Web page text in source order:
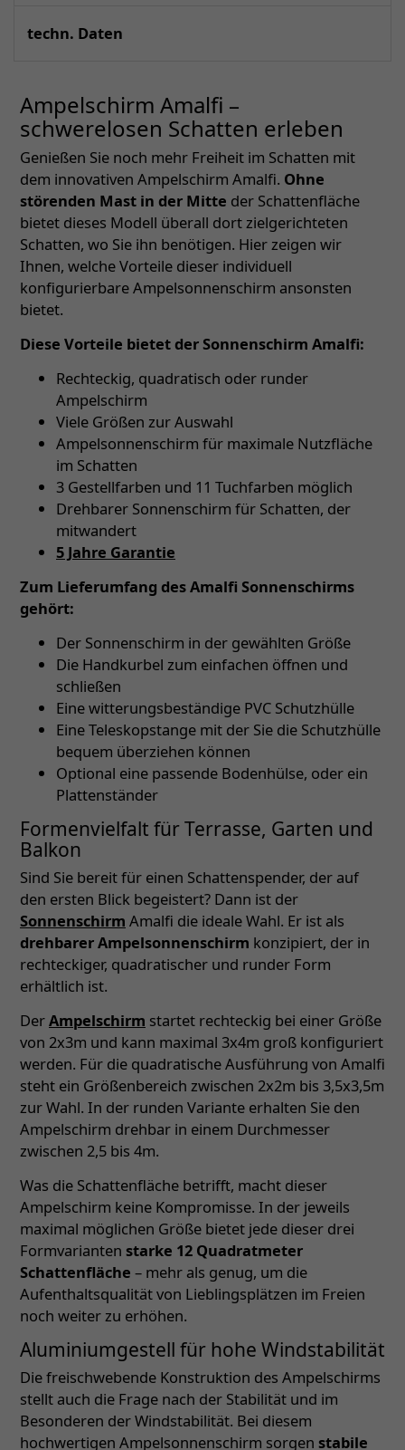
techn. Daten
Ampelschirm Amalfi –
schwerelosen Schatten erleben
Genießen Sie noch mehr Freiheit im Schatten mit
dem innovativen Ampelschirm Amalfi. Ohne
störenden Mast in der Mitte der Schattenfläche
bietet dieses Modell überall dort zielgerichteten
Schatten, wo Sie ihn benötigen. Hier zeigen wir
Ihnen, welche Vorteile dieser individuell
konfigurierbare Ampelsonnenschirm ansonsten
bietet.
Diese Vorteile bietet der Sonnenschirm Amalfi:
Rechteckig, quadratisch oder runder
Ampelschirm
Viele Größen zur Auswahl
Ampelsonnenschirm für maximale Nutzfläche
im Schatten
3 Gestellfarben und 11 Tuchfarben möglich
Drehbarer Sonnenschirm für Schatten, der
mitwandert
5 Jahre Garantie
Zum Lieferumfang des Amalfi Sonnenschirms
gehört:
Der Sonnenschirm in der gewählten Größe
Die Handkurbel zum einfachen öffnen und
schließen
Eine witterungsbeständige PVC Schutzhülle
Eine Teleskopstange mit der Sie die Schutzhülle
bequem überziehen können
Optional eine passende Bodenhülse, oder ein
Plattenständer
Formenvielfalt für Terrasse, Garten und
Balkon
Sind Sie bereit für einen Schattenspender, der auf
den ersten Blick begeistert? Dann ist der
Sonnenschirm Amalfi die ideale Wahl. Er ist als
drehbarer Ampelsonnenschirm konzipiert, der in
rechteckiger, quadratischer und runder Form
erhältlich ist.
DerAmpelschirm startet rechteckig bei einer Größe
von 2x3m und kann maximal 3x4m groß konfiguriert
werden. Für die quadratische Ausführung von Amalfi
steht ein Größenbereich zwischen 2x2m bis 3,5x3,5m
zur Wahl. In der runden Variante erhalten Sie den
Ampelschirm drehbar in einem Durchmesser
zwischen 2,5 bis 4m.
Was die Schattenfläche betrifft, macht dieser
Ampelschirm keine Kompromisse. In der jeweils
maximal möglichen Größe bietet jede dieser drei
Formvarianten starke 12 Quadratmeter
Schattenfläche – mehr als genug, um die
Aufenthaltsqualität von Lieblingsplätzen im Freien
noch weiter zu erhöhen.
Aluminiumgestell für hohe Windstabilität
Die freischwebende Konstruktion des Ampelschirms
stellt auch die Frage nach der Stabilität und im
Besonderen der Windstabilität. Bei diesem
hochwertigen Ampelsonnenschirm sorgen stabile